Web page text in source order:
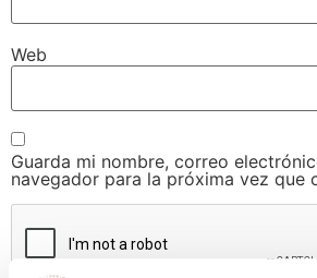
Web
Guarda mi nombre, correo
navegador para la próxima vez que